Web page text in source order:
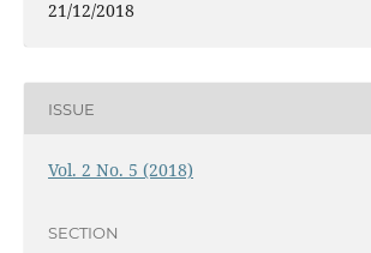
21/12/2018
ISSUE
Vol. 2 No. 5 (2018)
SECTION